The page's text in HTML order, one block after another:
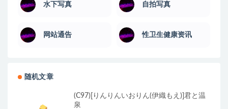
水下写真 自拍写真
网站通告 性卫生健康资讯
随机文章
(C97)[りんりんいおりん(伊織もえ)]君と温
泉